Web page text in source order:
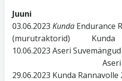
Juuni
03.06.2023 Kunda Endurance
(murutraktorid) Kunda
10.06.2023 Aseri
Aseri
29.06.2023 Kunda